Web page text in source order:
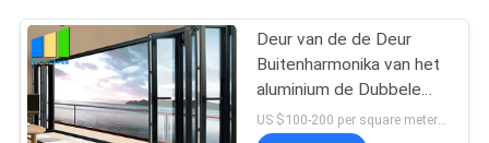
Deur van de de Deur
Buitenharmonika van het
aluminium de Dubbele
Glas Geluiddichte